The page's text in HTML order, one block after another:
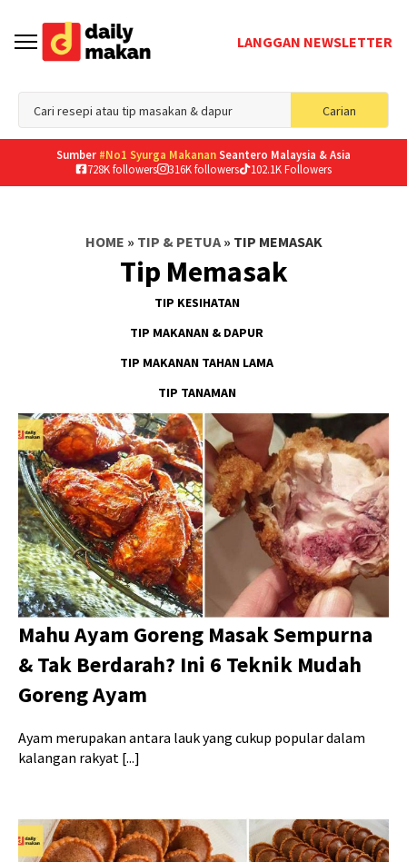
LANGGAN NEWSLETTER
Carian
for:
Sumber #No1 Syurga MakananSeantero Malaysia & Asia
728K followers
316K followers 102.1K Followers
HOME » TIP & PETUA » TIP MEMASAK
Tip Memasak
TIP KESIHATAN
TIP MAKANAN & DAPUR
TIP MAKANAN TAHAN LAMA
TIP TANAMAN
Mahu Ayam Goreng Masak Sempurna
& Tak Berdarah? Ini 6 Teknik Mudah
Goreng Ayam
Ayam merupakan antara lauk yang cukup popular dalam
kalangan rakyat [...]